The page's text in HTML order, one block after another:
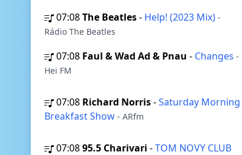
07:08The Beatles- Help! (2023 Mix) -
Rádio The Beatles
07:08 Faul & Wad Ad & Pnau - Changes -
Hei FM
07:08 Richard Norris-Saturday Morning
Breakfast Show - ARfm
07:0895.5 Charivari -TOM NOVY CLUB